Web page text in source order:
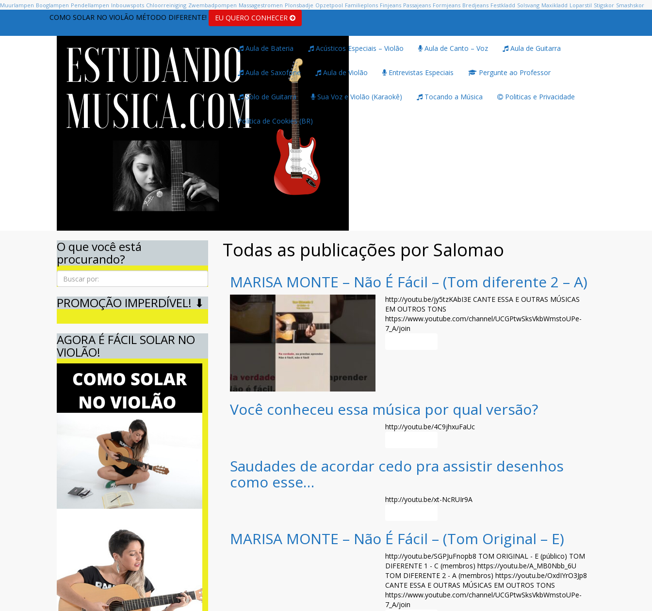
Muurlampen Booglampen Pendellampen Inbouwspots Chloorreiniging Zwembadpompen Massagestromen Plonsbadje Opzetpool Familieplons Finjeans Passajeans Formjeans Bredjeans Festkladd Solsvang Maxikladd Loparstil Stigskor Smashskor
COMO SOLAR NO VIOLÃO MÉTODO DIFERENTE! EU QUERO CONHECER
Aula de Bateria Acústicos Especiais – Violão Aula de Canto – Voz Aula de Guitarra
Aula de Saxofone Aula de Violão Entrevistas Especiais Pergunte ao Professor
Solo de Guitarra Sua Voz e Violão (Karaokê) Tocando a Música Politicas e Privacidade
Política de Cookies (BR)
O que você está
procurando?
Pesquisa
PROMOÇÃO IMPERDÍVEL! ⬇
AGORA É FÁCIL SOLAR NO
VIOLÃO!
Todas as publicações por Salomao
MARISA MONTE – Não É Fácil – (Tom diferente 2 – A)
http://youtu.be/jy5tzKAbI3E CANTE ESSA E OUTRAS MÚSICAS
EM OUTROS TONS
https://www.youtube.com/channel/UCGPtwSksVkbWmstoUPe-
7_A/join
Você conheceu essa música por qual versão?
http://youtu.be/4C9jhxuFaUc
Saudades de acordar cedo pra assistir desenhos
como esse…
http://youtu.be/xt-NcRUIr9A
MARISA MONTE – Não É Fácil – (Tom Original – E)
http://youtu.be/SGPJuFnopb8 TOM ORIGINAL - E (público) TOM
DIFERENTE 1 - C (membros) https://youtu.be/A_MB0Nbb_6U
TOM DIFERENTE 2 - A (membros) https://youtu.be/OxdIYrO3Jp8
CANTE ESSA E OUTRAS MÚSICAS EM OUTROS TONS
https://www.youtube.com/channel/UCGPtwSksVkbWmstoUPe-
7_A/join